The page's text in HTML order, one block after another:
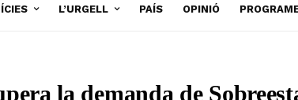
L’URGELL PAÍS OPINIÓ
la demanda de